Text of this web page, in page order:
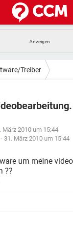
IOS
TIKTOK
TIKTOK
TIKTOK
Treiber
März 2010 um 15:44
- 31. März 2010 um 15:44
um meine
??